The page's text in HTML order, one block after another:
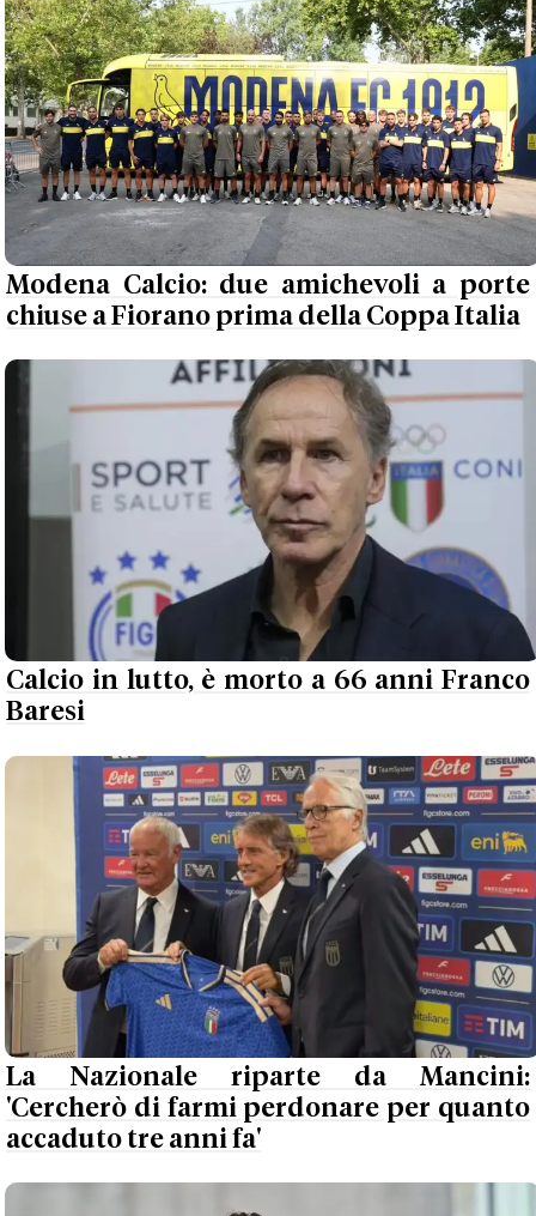
Modena Calcio: due amichevoli a porte
chiuse a Fiorano prima della Coppa Italia
Calcio in lutto, è morto a 66 anni Franco
Baresi
La Nazionale riparte da Mancini:
'Cercherò di farmi perdonare per quanto
accaduto tre anni fa'